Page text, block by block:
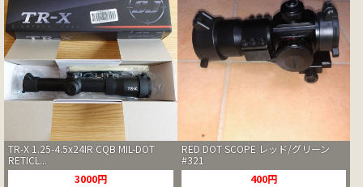
TR-X 1.25-4.5x24IR CQB MIL-DOT
RETICL...
3000円
RED DOT SCOPE レッド/グリーン
#321
400円